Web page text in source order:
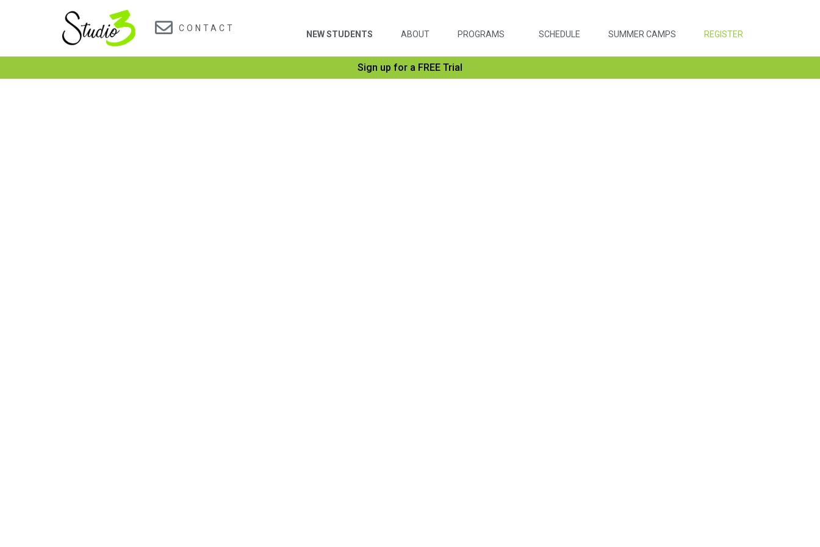
CONTACT
NEW STUDENTS ABOUT PROGRAMS SCHEDULE SUMMER CAMPS REGISTER
Sign up for a FREE Trial